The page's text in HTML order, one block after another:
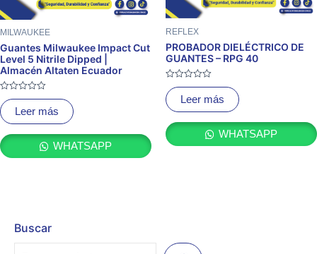
Buscar
MILWAUKEE
Guantes Milwaukee Impact Cut
Level 5 Nitrile Dipped |
Almacén Altaten Ecuador
Valorado
con
0
de
Leer más
WHATSAPP
REFLEX
PROBADOR DIELÉCTRICO DE
GUANTES – RPG 40
Valorado
con
0
de
Leer más
WHATSAPP